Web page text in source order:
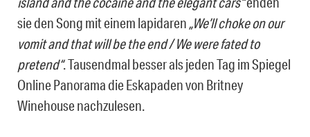
sie den Song mit einem lapidaren „We’ll choke on our
vomit and that will be the end / We were fated to
pretend“. Tausendmal besser als jeden Tag im Spiegel
Online Panorama die Eskapaden von Britney
Winehouse nachzulesen.